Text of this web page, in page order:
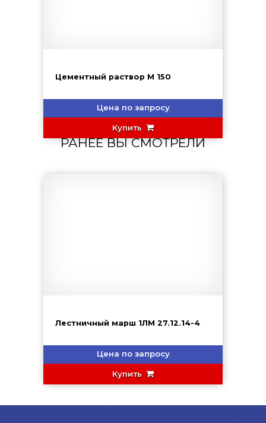
Цементный раствор М 150
Цена по запросу
Купить
РАНЕЕ ВЫ СМОТРЕЛИ
Лестничный марш 1ЛМ 27.12.14-4
Цена по запросу
Купить